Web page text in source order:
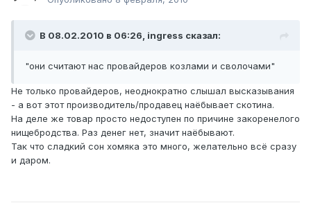
В 08.02.2010 в 06:26, ingress сказал:
"они считают нас провайдеров козлами и сволочами"
Не только провайдеров, неоднократно слышал высказывания
- а вот этот производитель/продавец наёбывает скотина.
На деле же товар просто недоступен по причине закоренелого
нищебродства. Раз денег нет, значит наёбывают.
Так что сладкий сон хомяка это много, желательно всё сразу
и даром.